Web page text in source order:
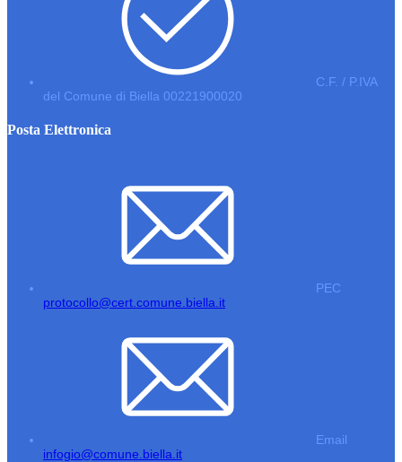
C.F. / P.IVA
del Comune di Biella 00221900020
Posta Elettronica
PEC
protocollo@cert.comune.biella.it
Email
infogio@comune.biella.it